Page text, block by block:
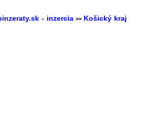
- inzercia >> Košický kraj